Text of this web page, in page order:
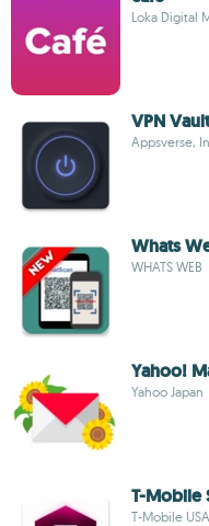
Loka Digital
VPN Vault
Appsverse,
Whats
WHATS WEB
Yahoo!
Yahoo Japan
T-Mobile
T-Mobile USA